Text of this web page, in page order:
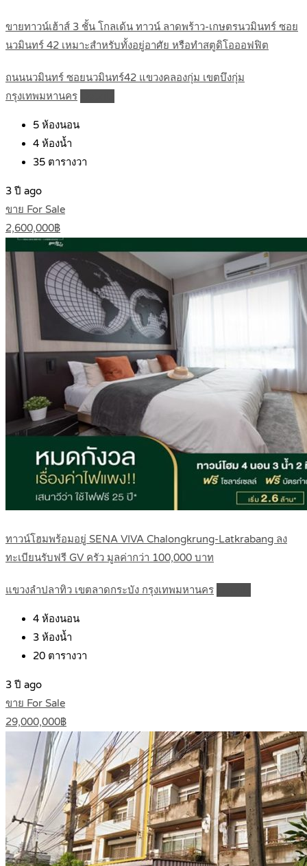
ขายทาวน์เฮ้าส์ 3 ชั้น โกลเด้น ทาวน์ ลาดพร้าว-เกษตรนวมินทร์ ซอย
นวมินทร์ 42 เหมาะสำหรับทั้งอยู่อาศัย หรือทำสตูดิโอออฟฟิต
ถนนนวมินทร์ ซอยนวมินทร์42 แขวงคลองกุ่ม เขตบึงกุ่ม
กรุงเทพมหานคร
5 ห้องนอน
4 ห้องน้ำ
35 ตารางวา
3 ปี ago
ขาย For Sale
2,600,000฿
ทาวน์โฮมพร้อมอยู่ SENA VIVA Chalongkrung-Latkrabang ลง
ทะเบียนรับฟรี GV ครัว มูลค่ากว่า 100,000 บาท
แขวงลำปลาทิว เขตลาดกระบัง กรุงเทพมหานคร
4 ห้องนอน
3 ห้องน้ำ
20 ตารางวา
3 ปี ago
ขาย For Sale
29,000,000฿